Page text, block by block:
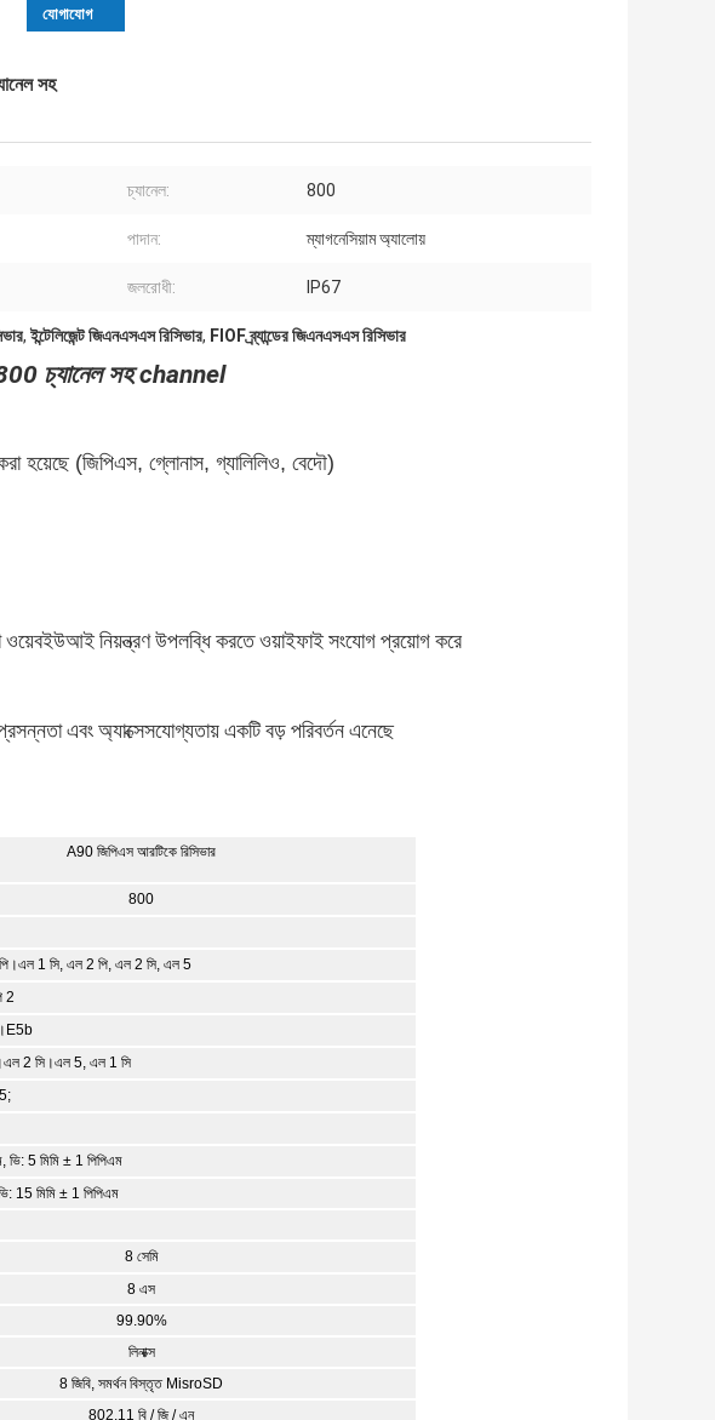
যোগাযোগ
সহ
চ্যানেল: 800
পাদান: ম্যাগনেসিয়াম অ্যালোয়
জলরোধী: IP67
,ইন্টেলিজেন্ট জিএনএসএস রিসিভার, FIOF ব্র্যান্ডের জিএনএসএস রিসিভার
800 চ্যানেল সহ channel
হয়েছে (জিপিএস, গ্লোনাস, গ্যালিলিও, বেদৌ)
ওয়েবইউআই নিয়ন্ত্রণ উপলব্ধি করতে ওয়াইফাই সংযোগ প্রয়োগ করে
এবং অ্যাক্সেসযোগ্যতায় একটি বড় পরিবর্তন এনেছে
A90 জিপিএস আরটিকে রিসিভার
800
1 সি, এল 2 পি, এল 2 সি, এল 5
2
2 সি।এল 5, এল 1 সি
ভি: 5 মিমি ± 1 পিপিএম
15 মিমি ± 1 পিপিএম
8 সেমি
8 এস
99.90%
লিনাক্স
8 জিবি, সমর্থন বিস্তৃত MisroSD
802.11 বি / জি / এন